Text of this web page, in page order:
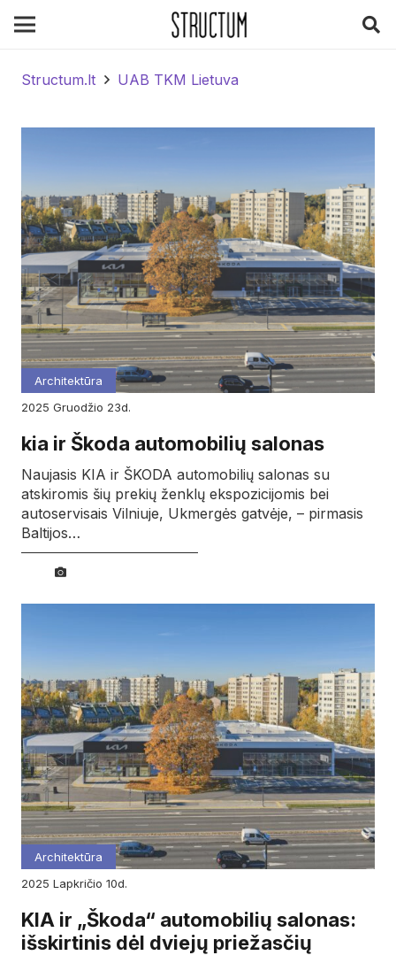
Structum.lt UAB TKM Lietuva
Architektūra
2025
gruodžio 23d.
kia ir Škoda automobilių salonas
Naujasis KIA ir ŠKODA automobilių salonas su
atskiromis šių prekių ženklų ekspozicijomis bei
autoservisais Vilniuje, Ukmergės gatvėje, – pirmasis
Baltijos…
Architektūra
2025
lapkričio 10d.
KIA ir „Škoda“ automobilių salonas:
išskirtinis dėl dviejų priežasčių